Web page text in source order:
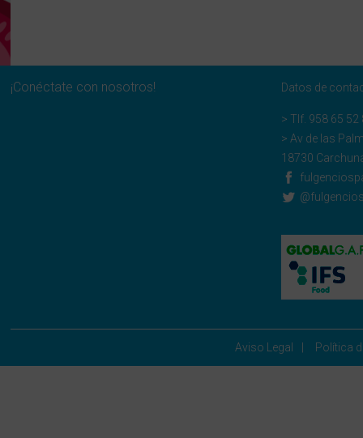
¡Conéctate con nosotros! Datos de
> Tlf. 958 65 52
> Av de las
18730
Aviso Legal Política